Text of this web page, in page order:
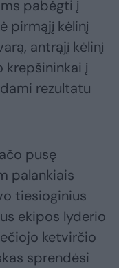
pabėgti į
pirmąjį kėlinį
antrąjį kėlinį
krepšininkai į
rezultatu
pusę
palankiais
tiesioginius
ekipos lyderio
ketvirčio
sprendėsi